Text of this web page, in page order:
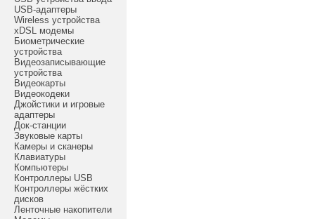
USB-адаптеры
Wireless устройства
xDSL модемы
Биометрические
устройства
Видеозаписывающие
устройства
Видеокарты
Видеокодеки
Джойстики и игровые
адаптеры
Док-станции
Звуковые карты
Камеры и сканеры
Клавиатуры
Компьютеры
Контроллеры USB
Контроллеры жёстких
дисков
Ленточные накопители